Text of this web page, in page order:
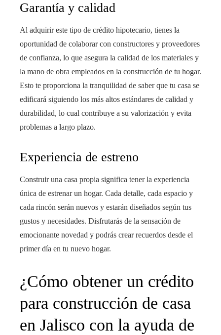
Garantía y calidad
Al adquirir este tipo de crédito hipotecario, tienes la
oportunidad de colaborar con constructores y proveedores
de confianza, lo que asegura la calidad de los materiales y
la mano de obra empleados en la construcción de tu hogar.
Esto te proporciona la tranquilidad de saber que tu casa se
edificará siguiendo los más altos estándares de calidad y
durabilidad, lo cual contribuye a su valorización y evita
problemas a largo plazo.
Experiencia de estreno
Construir una casa propia significa tener la experiencia
única de estrenar un hogar. Cada detalle, cada espacio y
cada rincón serán nuevos y estarán diseñados según tus
gustos y necesidades. Disfrutarás de la sensación de
emocionante novedad y podrás crear recuerdos desde el
primer día en tu nuevo hogar.
¿Cómo obtener un crédito
para construcción de casa
en Jalisco con la ayuda de